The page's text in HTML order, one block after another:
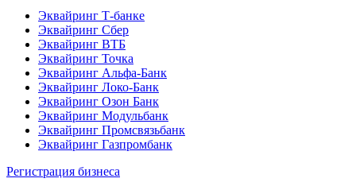
Эквайринг Т-банке
Эквайринг Сбер
Эквайринг ВТБ
Эквайринг Точка
Эквайринг Альфа-Банк
Эквайринг Локо-Банк
Эквайринг Озон Банк
Эквайринг Модульбанк
Эквайринг Промсвязьбанк
Эквайринг Газпромбанк
Регистрация бизнеса